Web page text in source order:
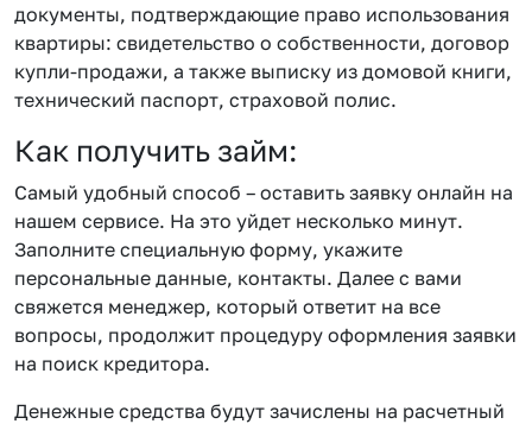
документы, подтверждающие право использования
квартиры: свидетельство о собственности, договор
купли-продажи, а также выписку из домовой книги,
технический паспорт, страховой полис.
Как получить займ:
Самый удобный способ – оставить заявку онлайн на
нашем сервисе. На это уйдет несколько минут.
Заполните специальную форму, укажите
персональные данные, контакты. Далее с вами
свяжется менеджер, который ответит на все
вопросы, продолжит процедуру оформления заявки
на поиск кредитора.
Денежные средства будут зачислены на расчетный